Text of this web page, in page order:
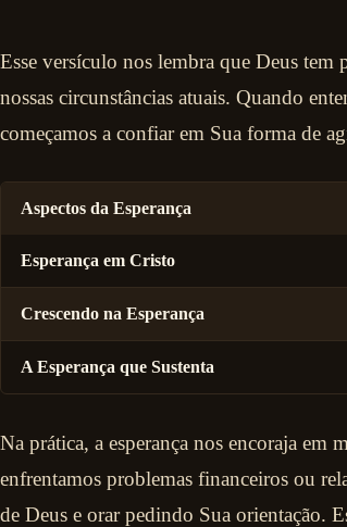
Esse versículo nos lembra que Deus
nossas circunstâncias atuais. Quando
começamos a confiar em Sua forma de
Aspectos da Esperança
Esperança em Cristo
Crescendo na Esperança
A Esperança que Sustenta
Na prática, a esperança nos encoraja em
enfrentamos problemas financeiros ou
de Deus e orar pedindo Sua orientação.